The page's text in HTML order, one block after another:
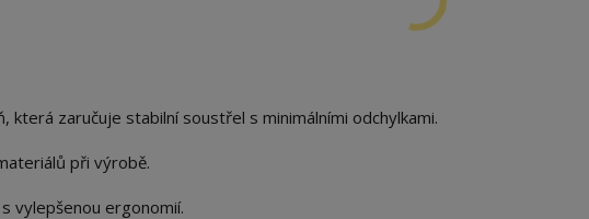
která zaručuje stabilní soustřel s minimálními odchylkami.
při výrobě.
vylepšenou ergonomií.